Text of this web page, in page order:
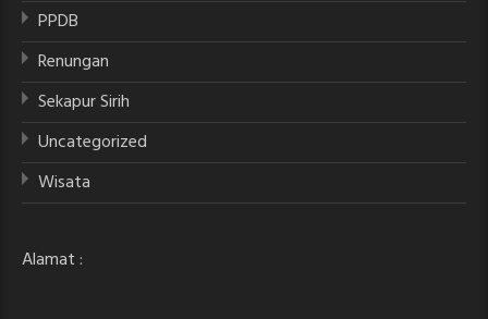
PPDB
Renungan
Sekapur Sirih
Uncategorized
Wisata
Alamat :